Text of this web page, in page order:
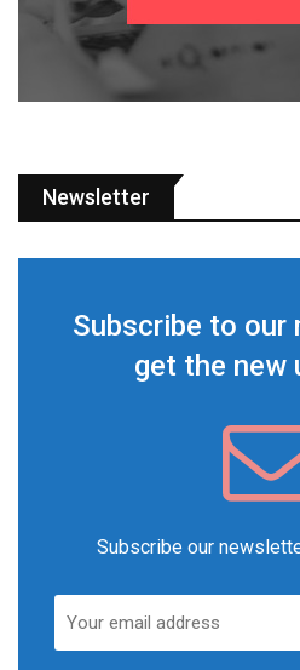
Newsletter
Subscribe to our
get the new
Subscribe our